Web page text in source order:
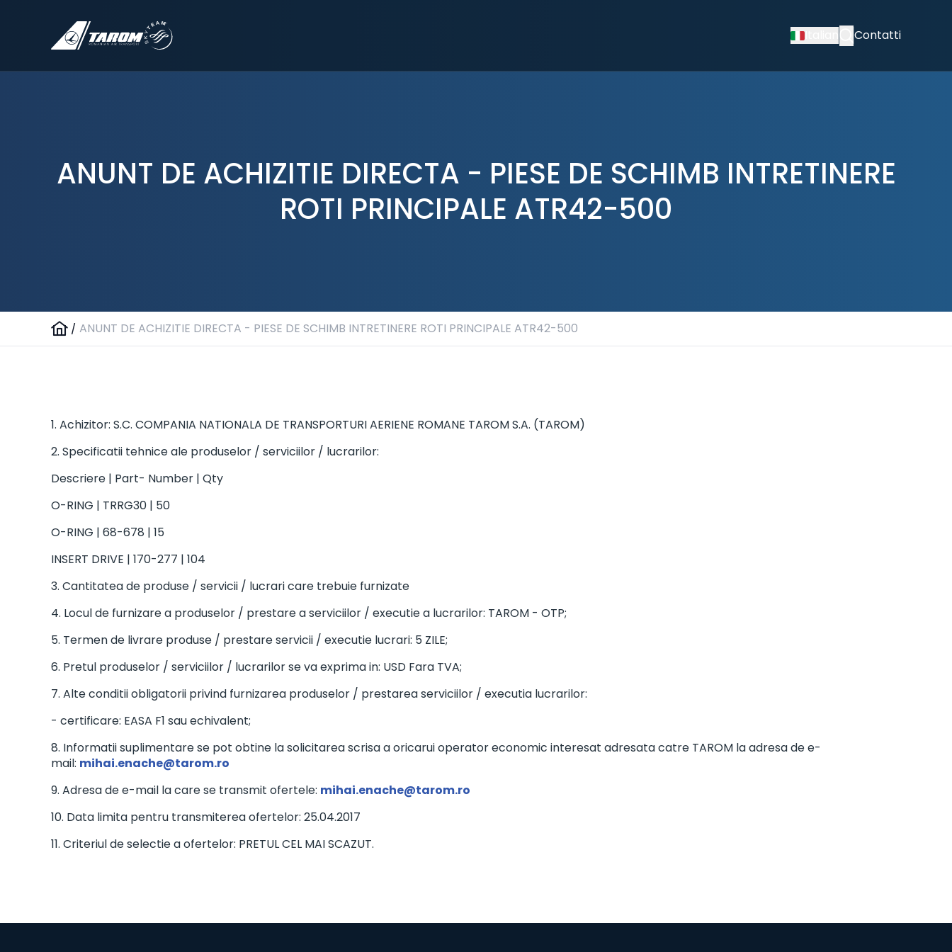
Contatti
ANUNT DE ACHIZITIE DIRECTA - PIESE DE SCHIMB INTRETINERE
ROTI PRINCIPALE ATR42-500
/ ANUNT DE ACHIZITIE DIRECTA - PIESE DE SCHIMB INTRETINERE ROTI PRINCIPALE ATR42-500
1. Achizitor: S.C. COMPANIA NATIONALA DE TRANSPORTURI AERIENE ROMANE TAROM S.A. (TAROM)
2. Specificatii tehnice ale produselor / serviciilor / lucrarilor:
Descriere | Part- Number | Qty
O-RING | TRRG30 | 50
O-RING | 68-678 | 15
INSERT DRIVE | 170-277 | 104
3. Cantitatea de produse / servicii / lucrari care trebuie furnizate
4. Locul de furnizare a produselor / prestare a serviciilor / executie a lucrarilor: TAROM - OTP;
5. Termen de livrare produse / prestare servicii / executie lucrari: 5 ZILE;
6. Pretul produselor / serviciilor / lucrarilor se va exprima in: USD Fara TVA;
7. Alte conditii obligatorii privind furnizarea produselor / prestarea serviciilor / executia lucrarilor:
- certificare: EASA F1 sau echivalent;
8. Informatii suplimentare se pot obtine la solicitarea scrisa a oricarui operator economic interesat adresata catre TAROM la adresa de e-
mail: mihai.enache@tarom.ro
9. Adresa de e-mail la care se transmit ofertele: mihai.enache@tarom.ro
10. Data limita pentru transmiterea ofertelor: 25.04.2017
11. Criteriul de selectie a ofertelor: PRETUL CEL MAI SCAZUT.